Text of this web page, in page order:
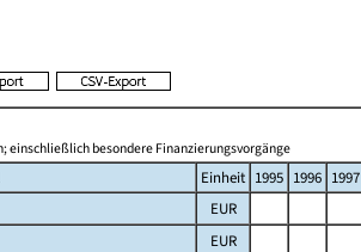
einschließlich besondere Finanzierungsvorgänge
Einheit 1995 1996 1997
EUR
EUR